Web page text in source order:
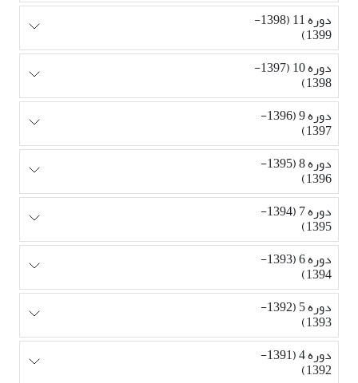
دوره 11 (1398-
1399)
دوره 10 (1397-
1398)
دوره 9 (1396-
1397)
دوره 8 (1395-
1396)
دوره 7 (1394-
1395)
دوره 6 (1393-
1394)
دوره 5 (1392-
1393)
دوره 4 (1391-
1392)